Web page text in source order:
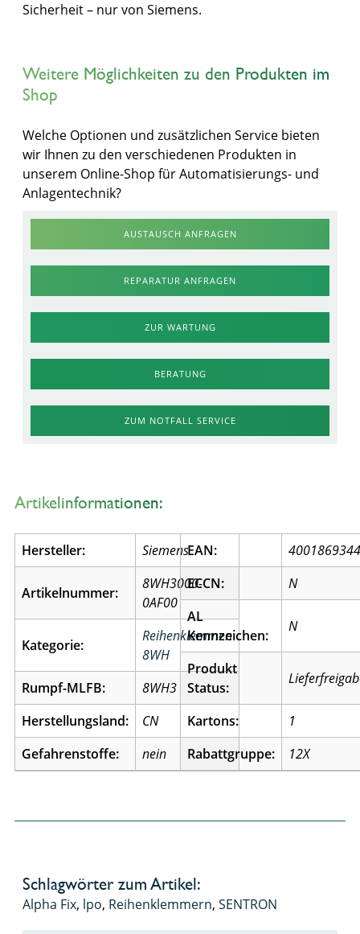
Sicherheit – nur von Siemens.
Weitere Möglichkeiten zu den Produkten im
Shop
Welche Optionen und zusätzlichen Service bieten
wir Ihnen zu den verschiedenen Produkten in
unserem Online-Shop für Automatisierungs- und
Anlagentechnik?
AUSTAUSCH ANFRAGEN
REPARATUR ANFRAGEN
ZUR WARTUNG
BERATUNG
ZUM NOTFALL SERVICE
Artikelinformationen:
Hersteller: Siemens
Artikelnummer:
8WH3000-
0AF00
Kategorie:
Reihenklemmen
8WH
Rumpf-MLFB:
8WH3
Herstellungsland:
CN
Gefahrenstoffe:
nein
EAN:
ECCN:
N
AL
Kennzeichen:
N
Produkt
Status:
Kartons:
1
Rabattgruppe:
12X
Schlagwörter zum Artikel:
Alpha Fix, lpo, Reihenklemmern, SENTRON